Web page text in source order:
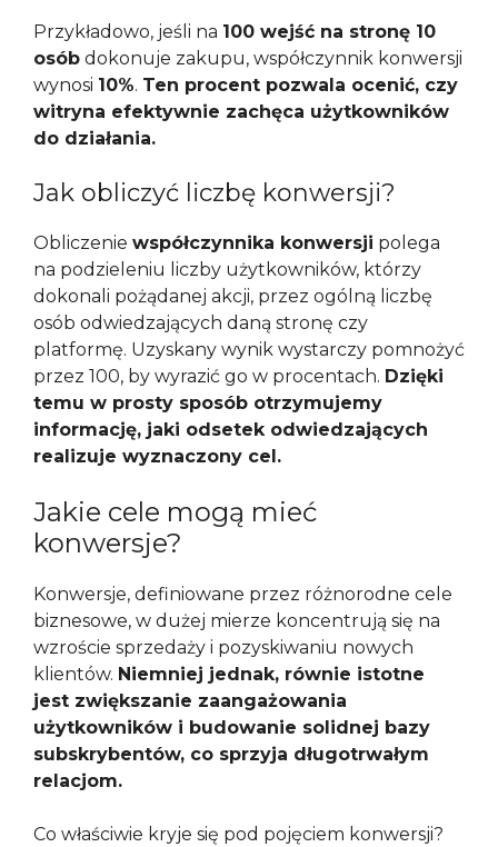
Przykładowo, jeśli na 100 wejść na stronę 10
osób dokonuje zakupu, współczynnik konwersji
wynosi 10%. Ten procent pozwala ocenić, czy
witryna efektywnie zachęca użytkowników
do działania.
Jak obliczyć liczbę konwersji?
Obliczenie współczynnika konwersji polega
na podzieleniu liczby użytkowników, którzy
dokonali pożądanej akcji, przez ogólną liczbę
osób odwiedzających daną stronę czy
platformę. Uzyskany wynik wystarczy pomnożyć
przez 100, by wyrazić go w procentach. Dzięki
temu w prosty sposób otrzymujemy
informację, jaki odsetek odwiedzających
realizuje wyznaczony cel.
Jakie cele mogą mieć
konwersje?
Konwersje, definiowane przez różnorodne cele
biznesowe, w dużej mierze koncentrują się na
wzroście sprzedaży i pozyskiwaniu nowych
klientów. Niemniej jednak, równie istotne
jest zwiększanie zaangażowania
użytkowników i budowanie solidnej bazy
subskrybentów, co sprzyja długotrwałym
relacjom.
Co właściwie kryje się pod pojęciem konwersji?